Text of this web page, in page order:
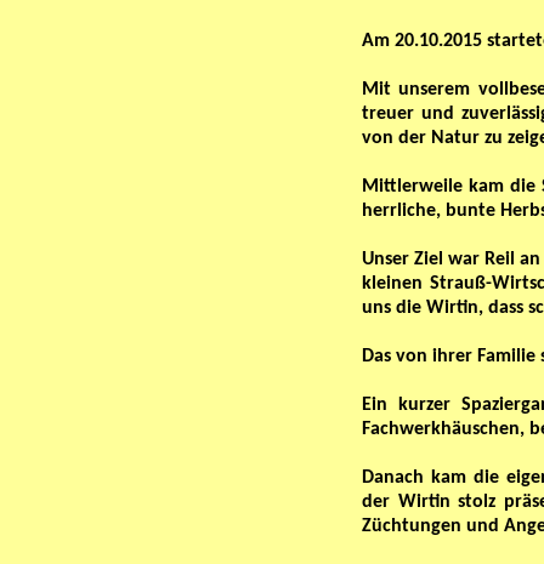
Am 20.10.2015
Mit unserem
treuer und
von der Natur zu
Mittlerweile kam die
herrliche, bunte
Unser Ziel war Reil
kleinen Strauß-
uns die Wirtin, dass
Das von ihrer
Ein kurzer
Fachwerkhäuschen,
Danach kam die
der Wirtin stolz
Züchtungen und